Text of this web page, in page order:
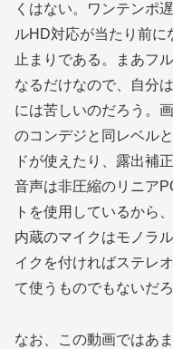
くはない。ワンテンポ
ルHD対応が当たり前
止まりである。まあフ
なるだけなので、自分
には苦しいのだろう。
のコンデジと同レベル
ドが使えたり、露出補
音声は非圧縮のリニア
トを使用しているから
内蔵のマイクはモノラ
イクを付ければステレ
て使うものでもないだろ
なお、この動画ではあ